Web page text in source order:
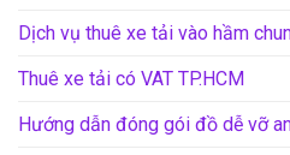
Dịch vụ thuê xe tải vào hầm
Thuê xe tải có VAT TP.HCM
Hướng dẫn đóng gói đồ dễ vỡ